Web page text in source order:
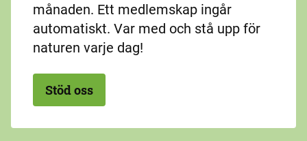
månaden. Ett medlemskap ingår
automatiskt. Var med och stå upp för
naturen varje dag!
Stöd oss